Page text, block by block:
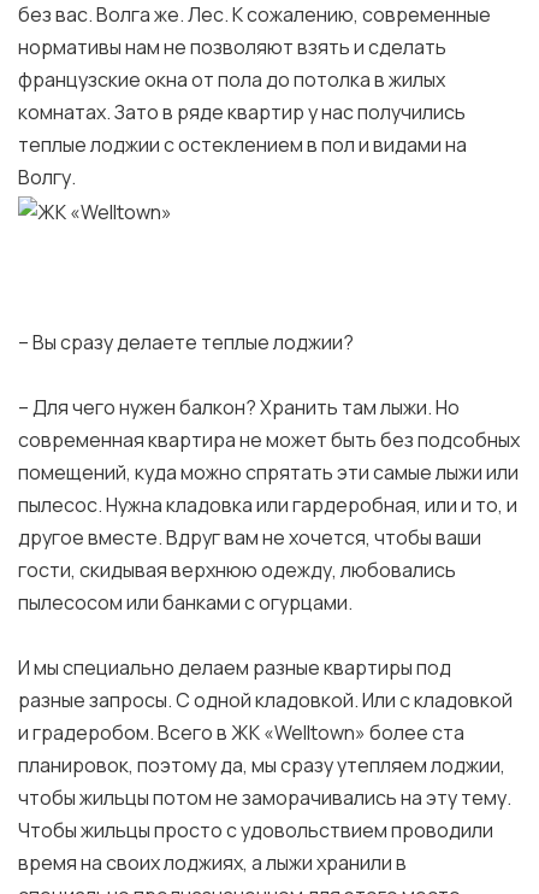
без вас. Волга же. Лес. К сожалению, современные
нормативы нам не позволяют взять и сделать
французские окна от пола до потолка в жилых
комнатах. Зато в ряде квартир у нас получились
теплые лоджии с остеклением в пол и видами на
Волгу.
– Вы сразу делаете теплые лоджии?
– Для чего нужен балкон? Хранить там лыжи. Но
современная квартира не может быть без подсобных
помещений, куда можно спрятать эти самые лыжи или
пылесос. Нужна кладовка или гардеробная, или и то, и
другое вместе. Вдруг вам не хочется, чтобы ваши
гости, скидывая верхнюю одежду, любовались
пылесосом или банками с огурцами.
И мы специально делаем разные квартиры под
разные запросы. С одной кладовкой. Или с кладовкой
и градеробом. Всего в ЖК «Welltown» более ста
планировок, поэтому да, мы сразу утепляем лоджии,
чтобы жильцы потом не заморачивались на эту тему.
Чтобы жильцы просто с удовольствием проводили
время на своих лоджиях, а лыжи хранили в